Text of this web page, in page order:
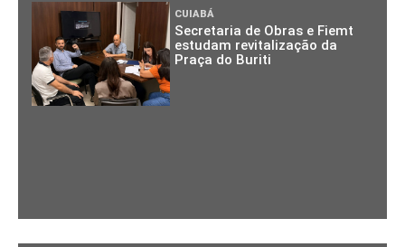
CUIABÁ
Secretaria de Obras e Fiemt
estudam revitalização da
Praça do Buriti